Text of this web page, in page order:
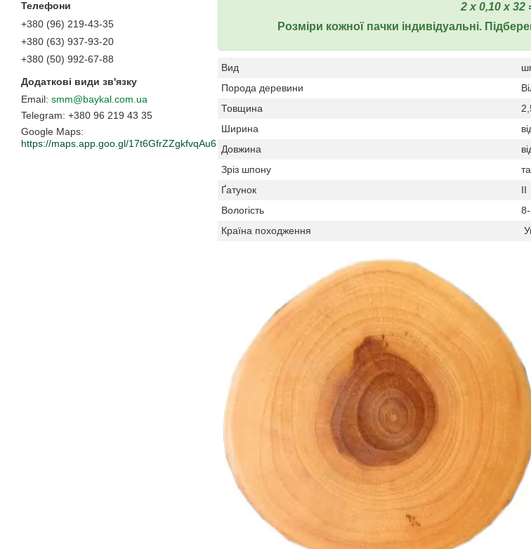
+380 (96) 219-43-35
+380 (63) 937-93-20
+380 (50) 992-67-88
smm@baykal.com.ua
+380 96 219 43 35
Google Maps
https://maps.app.goo.gl/17t6GfrZZgkfvqAu6
2 х 0,10 х 32
Розміри кожної пачки індивідуальні.
Вид
Порода деревини
Товщина
Ширина
Довжина
Зріз шпону
Ґатунок
II
Вологість
Країна походження